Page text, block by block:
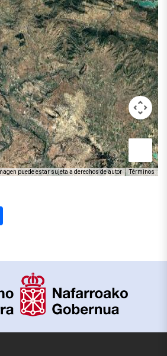
puede estar sujeta a derechos de autor Términos